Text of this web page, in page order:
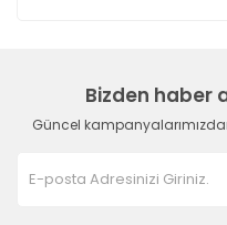
Bizden haber
Güncel